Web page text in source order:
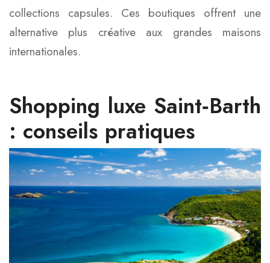
collections capsules. Ces boutiques offrent une
alternative plus créative aux grandes maisons
internationales.
Shopping luxe Saint‑Barth
: conseils pratiques